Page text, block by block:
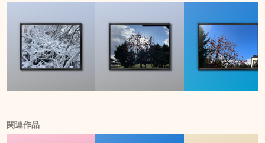
関連作品